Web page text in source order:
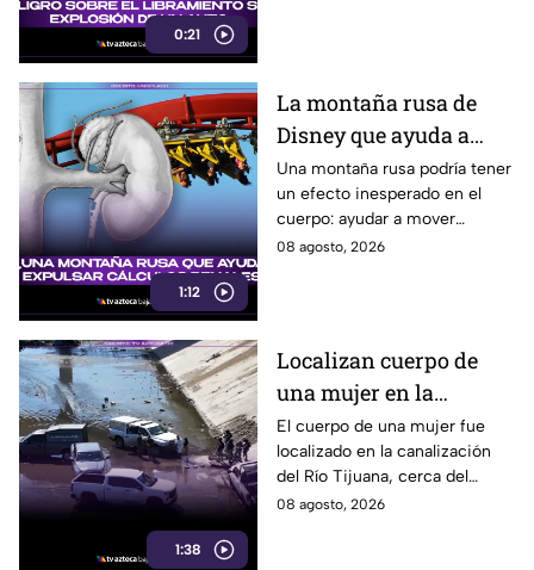
0:21
1:12
La montaña rusa de
Disney que ayuda a
expulsar cálculos
renales, según estudio
Una montaña rusa podría tener
un efecto inesperado en el
cuerpo: ayudar a mover
pequeños cálculos renales
08 agosto, 2026
1:38
Localizan cuerpo de
una mujer en la
canalización del Río
Tijuana; presentaba
quemaduras
El cuerpo de una mujer fue
localizado en la canalización
del Río Tijuana, cerca del
cruce fronterizo, durante la
08 agosto, 2026